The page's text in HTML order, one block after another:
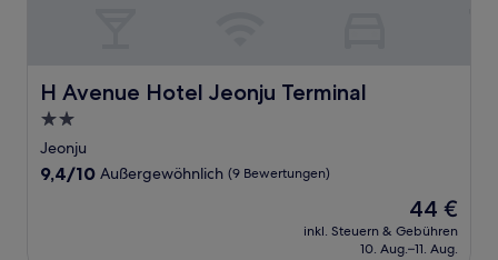
H Avenue Hotel Jeonju Terminal
H Avenue Hotel Jeonju Terminal
2.0-
Sterne-
Unterkunft
Jeonju
9.4
9,4/10 Außergewöhnlich (9 Bewertungen)
Der
Preis
beträgt
44 €
inkl. Steuern & Gebühren
10. Aug.–11. Aug.